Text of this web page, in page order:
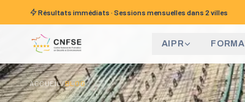
Aller au contenuRésultats immédiats · Sessions mensuelles dans 2 villes
AIPR
ACCUEIL/BLOG